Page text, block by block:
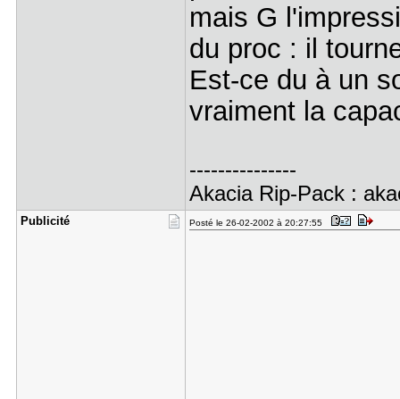
mais G
du proc : il
Est-ce du à un
vraiment la
---------------
Akacia Rip-Pack :
Publicité Posté le 26-02-2002 à 20:27:55